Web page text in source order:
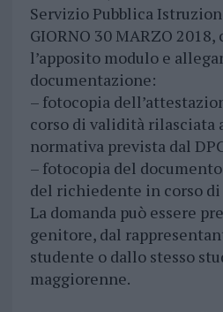
Servizio Pubblica
GIORNO 30 MARZO
l’apposito modulo e
documentazione:
– fotocopia
corso di validità rilasciata
normativa prevista dal
– fotocopia del
del richiedente in corso
La domanda può essere
genitore, dal
studente o dallo stesso
maggiorenne.